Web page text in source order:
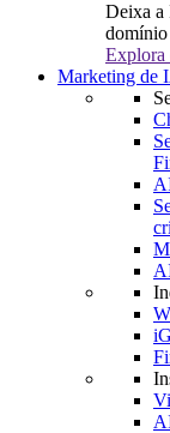
Deixa a
domínio
Explora
Marketing de